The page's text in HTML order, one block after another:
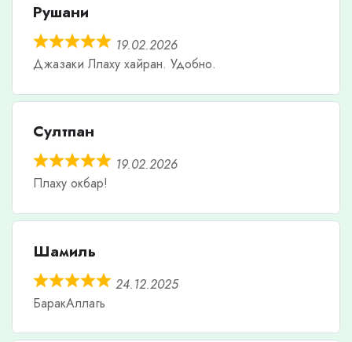
Рушани
19.02.2026
Джазаки Ллаху хайран. Удобно.
Султпан
19.02.2026
Плаху окбар!
Шамиль
24.12.2025
БаракАллагь